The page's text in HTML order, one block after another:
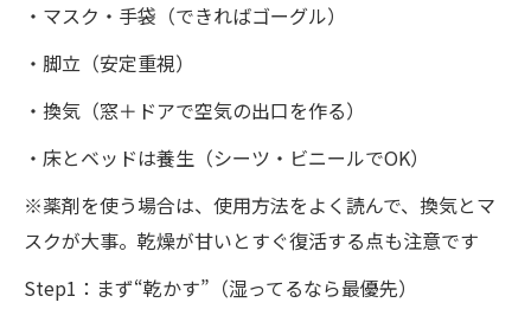
・マスク・手袋（できればゴーグル）
・脚立（安定重視）
・換気（窓＋ドアで空気の出口を作る）
・床とベッドは養生（シーツ・ビニールでOK）
※薬剤を使う場合は、使用方法をよく読んで、換気とマ
スクが大事。乾燥が甘いとすぐ復活する点も注意です
Step1：まず“乾かす”（湿ってるなら最優先）